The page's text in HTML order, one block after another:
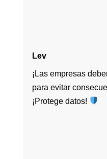
Lev
¡Las empresas
para evitar
¡Protege datos!